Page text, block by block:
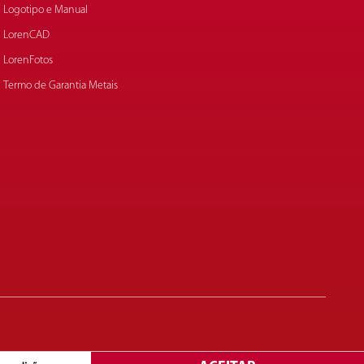
Logotipo e Manual
LorenCAD
LorenFotos
Termo de Garantia Metais